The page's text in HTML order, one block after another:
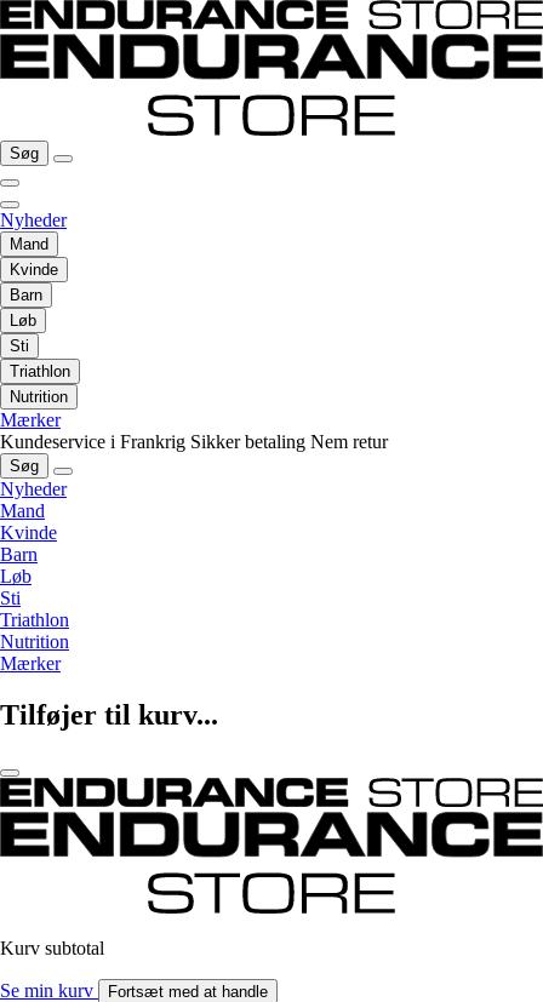
Søg
Nyheder
Mand
Kvinde
Barn
Løb
Sti
Triathlon
Nutrition
Mærker
Kundeservice i Frankrig Sikker betaling Nem retur
Søg
Nyheder
Mand
Kvinde
Barn
Løb
Sti
Triathlon
Nutrition
Mærker
Tilføjer til kurv...
Kurv subtotal
Se min kurv Fortsæt med at handle